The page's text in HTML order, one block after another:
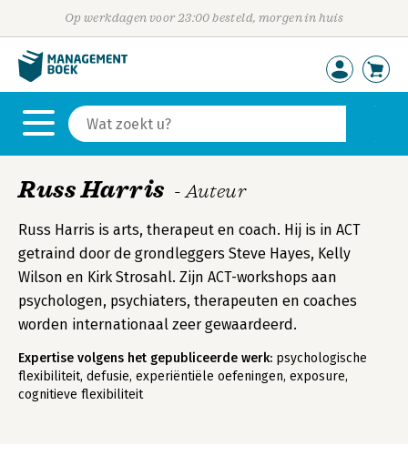
Op werkdagen voor 23:00 besteld, morgen in huis
Russ Harris - Auteur
Russ Harris is arts, therapeut en coach. Hij is in ACT
getraind door de grondleggers Steve Hayes, Kelly
Wilson en Kirk Strosahl. Zijn ACT-workshops aan
psychologen, psychiaters, therapeuten en coaches
worden internationaal zeer gewaardeerd.
Expertise volgens het gepubliceerde werk: psychologische
flexibiliteit, defusie, experiëntiële oefeningen, exposure,
cognitieve flexibiliteit